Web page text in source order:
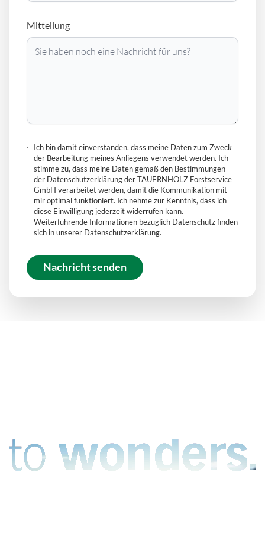
Mitteilung
Ich bin damit einverstanden, dass meine Daten zum Zweck
der Bearbeitung meines Anliegens verwendet werden. Ich
stimme zu, dass meine Daten gemäß den Bestimmungen
der Datenschutzerklärung der TAUERNHOLZ Forstservice
GmbH verarbeitet werden, damit die Kommunikation mit
mir optimal funktioniert. Ich nehme zur Kenntnis, dass ich
diese Einwilligung jederzeit widerrufen kann.
Weiterführende Informationen bezüglich Datenschutz finden
sich in unserer Datenschutzerklärung.
Nachricht senden